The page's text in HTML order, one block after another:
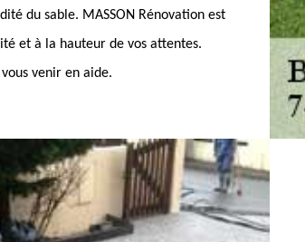
du sable. MASSON Rénovation est
et à la hauteur de vos attentes.
venir en aide.